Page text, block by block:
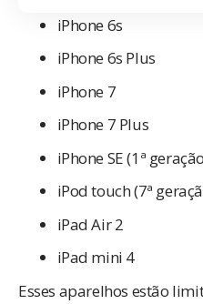
iPhone 6s
iPhone 6s Plus
iPhone 7
iPhone 7 Plus
iPhone SE (1ª
iPod touch (7ª
iPad Air 2
iPad mini 4
Esses aparelhos estão